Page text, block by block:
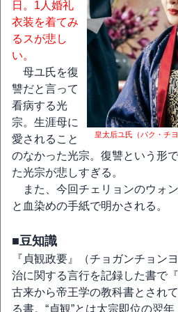
皇太后ユ氏（パク・チヨ
日。1人婚礼
衣装を着てみ
るスが悲し
い。
母ユ氏を復
讐だと言って
看病する光
宗。生涯母に
愛されること
のなかった光宗。復讐という形
た光宗が悲しすぎる。
また、今回チェリョンのウォ
と血染めの手紙で明かされる。
■豆知識
『貞観政要』（チョガンチョン
治に関する言行を記録した書で
古来から帝王学の教科書とされ
る書。“貞観”とは太宗即位の翌